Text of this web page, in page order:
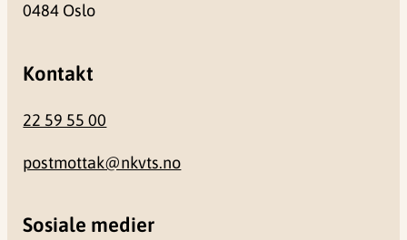
0484 Oslo
Kontakt
22 59 55 00
postmottak@nkvts.no
Sosiale medier